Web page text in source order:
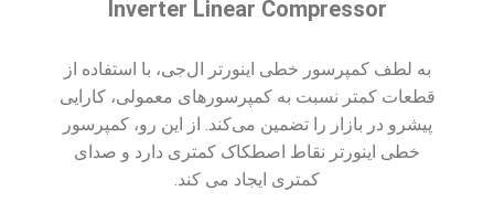
Inverter Linear Compressor
به لطف کمپرسور خطی اینورتر ال‌جی، با استفاده از
قطعات کمتر نسبت به کمپرسورهای معمولی، کارایی
پیشرو در بازار را تضمین می‌کند. از این رو، کمپرسور
خطی اینورتر نقاط اصطکاک کمتری دارد و صدای
کمتری ایجاد می کند.